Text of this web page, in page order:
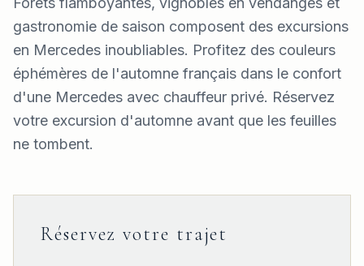
gastronomie de saison composent des excursions
en Mercedes inoubliables. Profitez des couleurs
éphémères de l'automne français dans le confort
d'une Mercedes avec chauffeur privé. Réservez
votre excursion d'automne avant que les feuilles
ne tombent.
Réservez votre trajet